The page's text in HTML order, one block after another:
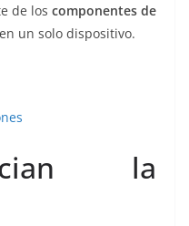
de los componentes de
un solo dispositivo.
la